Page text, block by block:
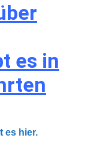
es in
es hier.